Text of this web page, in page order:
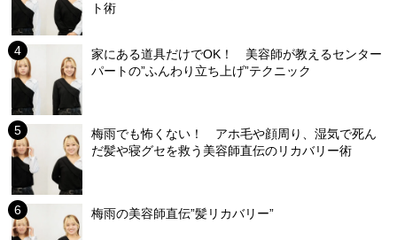
ト術
家にある道具だけでOK！ 美容師が教えるセンター
パートの”ふんわり立ち上げ”テクニック
梅雨でも怖くない！ アホ毛や顔周り、湿気で死ん
だ髪や寝グセを救う美容師直伝のリカバリー術
梅雨の美容師直伝”髪リカバリー”